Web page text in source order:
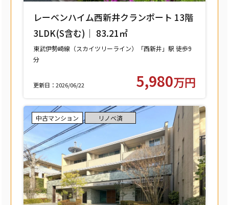
レーベンハイム西新井クランポート 13階
3LDK(S含む)｜ 83.21㎡
東武伊勢崎線（スカイツリーライン）「西新井」駅 徒歩9
分
更新日：2026/06/22 5,980万円
中古マンション リノベ済